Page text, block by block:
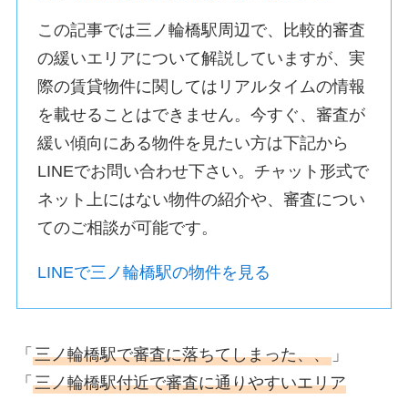
この記事では三ノ輪橋駅周辺で、比較的審査
の緩いエリアについて解説していますが、実
際の賃貸物件に関してはリアルタイムの情報
を載せることはできません。今すぐ、審査が
緩い傾向にある物件を見たい方は下記から
LINEでお問い合わせ下さい。チャット形式で
ネット上にはない物件の紹介や、審査につい
てのご相談が可能です。
LINEで三ノ輪橋駅の物件を見る
「 三ノ輪橋駅で審査に落ちてしまった、、」
「 三ノ輪橋駅付近で審査に通りやすいエリア